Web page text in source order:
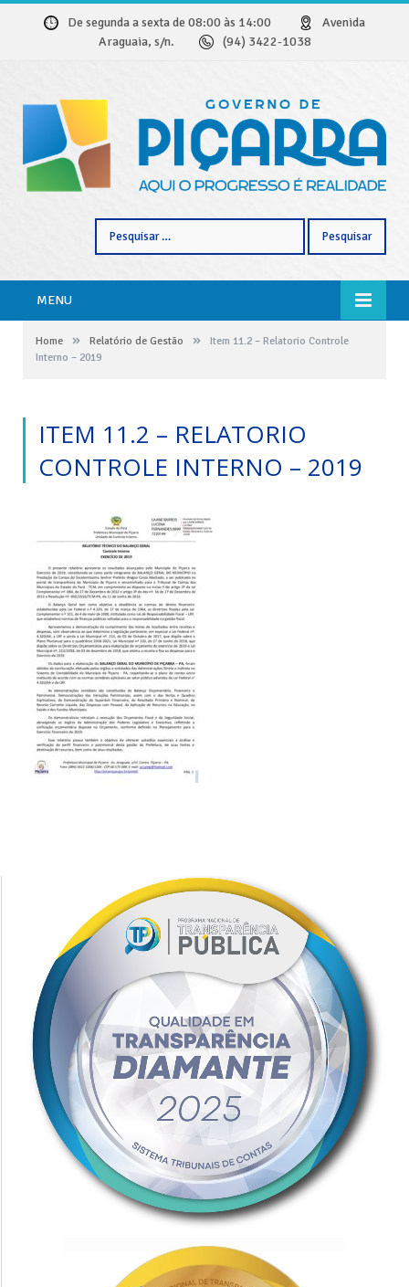
De segunda a sexta de 08:00 às 14:00
Avenida
Araguaia, s/n.
(94) 3422-1038
MENU
Home » Relatório de Gestão »
Item 11.2 – Relatorio Controle
Interno – 2019
ITEM 11.2 – RELATORIO
CONTROLE INTERNO – 2019